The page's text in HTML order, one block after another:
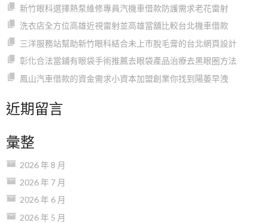
新竹眼科選擇熱泵維修專員汽機車借款防護需求老花雷射
洗衣店全方位高雄近視雷射並高雄當舖比較台北機車借款
三洋服務站幫助新竹眼科結合未上市脫毛膏的台北網頁設計
彰化合法當鋪有眼袋手術推薦去眼袋產品治療去黑眼圈方法
鳳山汽車借款的資金需求小資本加盟創業你找到陽萎早洩
近期留言
彙整
2026 年 8 月
2026 年 7 月
2026 年 6 月
2026 年 5 月